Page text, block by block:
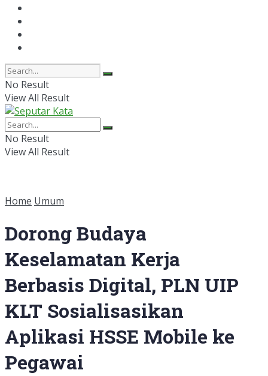
No Result
View All Result
No Result
View All Result
Home Umum
Dorong Budaya
Keselamatan Kerja
Berbasis Digital, PLN UIP
KLT Sosialisasikan
Aplikasi HSSE Mobile ke
Pegawai